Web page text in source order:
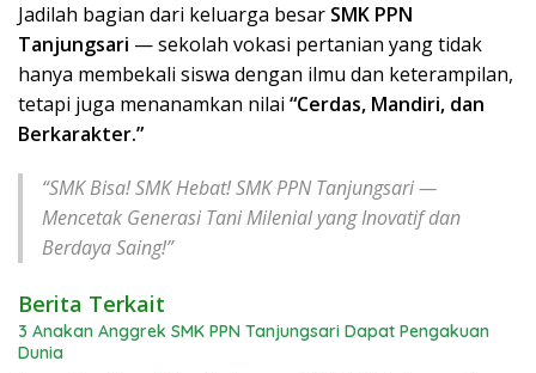
Jadilah bagian dari keluarga besar SMK PPN
Tanjungsari — sekolah vokasi pertanian yang tidak
hanya membekali siswa dengan ilmu dan keterampilan,
tetapi juga menanamkan nilai “Cerdas, Mandiri, dan
Berkarakter.”
“SMK Bisa! SMK Hebat! SMK PPN Tanjungsari —
Mencetak Generasi Tani Milenial yang Inovatif dan
Berdaya Saing!”
Berita Terkait
3 Anakan Anggrek SMK PPN Tanjungsari Dapat Pengakuan
Dunia